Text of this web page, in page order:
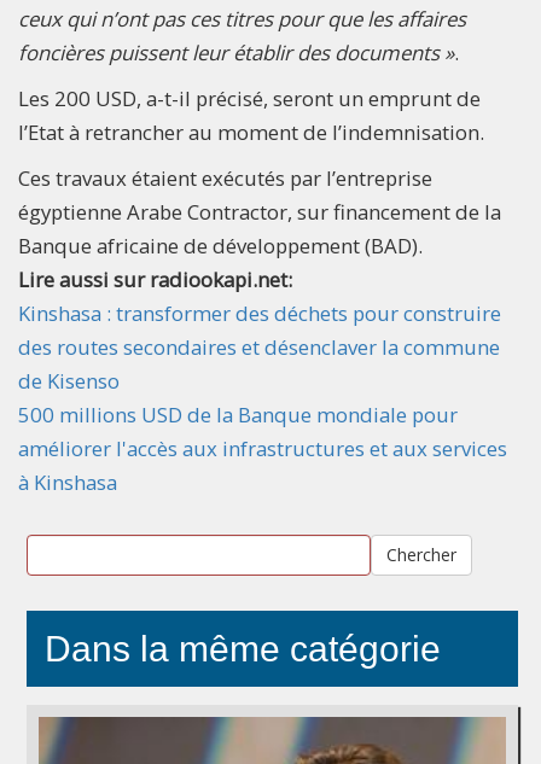
ceux qui n’ont pas ces titres pour que les affaires
foncières puissent leur établir des documents ».
Les 200 USD, a-t-il précisé, seront un emprunt de
l’Etat à retrancher au moment de l’indemnisation.
Ces travaux étaient exécutés par l’entreprise
égyptienne Arabe Contractor, sur financement de la
Banque africaine de développement (BAD).
Lire aussi sur radiookapi.net:
Kinshasa : transformer des déchets pour construire
des routes secondaires et désenclaver la commune
de Kisenso
500 millions USD de la Banque mondiale pour
améliorer l'accès aux infrastructures et aux services
à Kinshasa
Chercher
Dans la même catégorie